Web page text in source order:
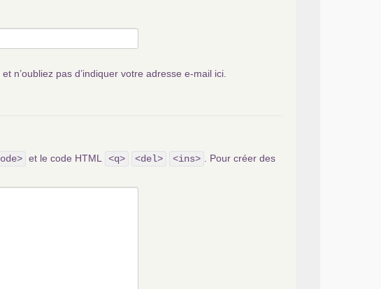
n’oubliez pas d’indiquer votre adresse e-mail ici.
et le code HTML <q> <del> <ins>
. Pour créer des